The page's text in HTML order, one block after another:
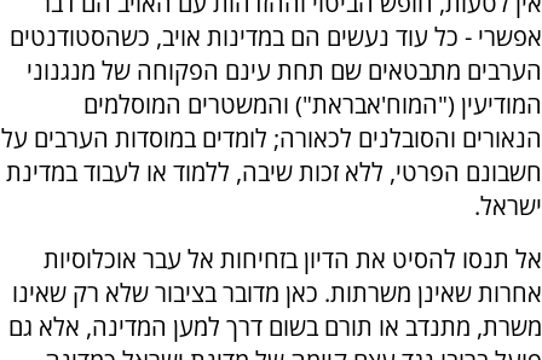
אפשרי - כל עוד נעשים הם במדינות אויב, כשהסטודנטים
הערבים מתבטאים שם תחת עינם הפקוחה של מנגנוני
המודיעין ("המוח'אבראת") והמשטרים המוסלמים
הנאורים והסובלנים לכאורה; לומדים במוסדות הערבים על
חשבונם הפרטי, ללא זכות שיבה, ללמוד או לעבוד במדינת
ישראל.
אל תנסו להסיט את הדיון בזחיחות אל עבר אוכלוסיות
אחרות שאינן משרתות. כאן מדובר בציבור שלא רק שאינו
משרת, מתנדב או תורם בשום דרך למען המדינה, אלא גם